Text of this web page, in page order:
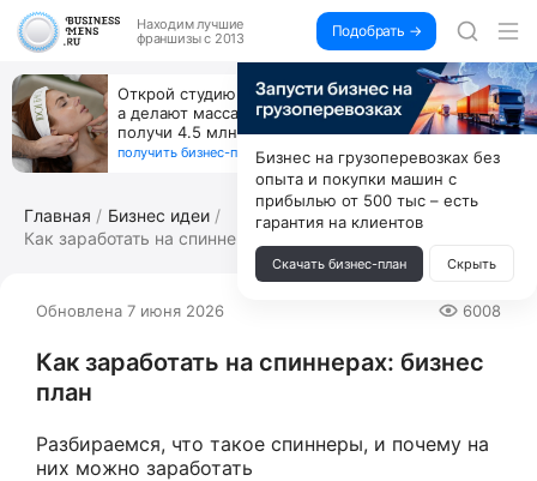
Находим лучшие
франшизы с 2013
Подобрать →
Открой студию, где не колют и не режут,
а делают массаж лица руками и в первый же год
получи 4.5 млн
получить бизнес-план ↓
Главная
Бизнес идеи
Как заработать на спиннерах: бизнес п...
Обновлена 7 июня 2026 6008
Как заработать на спиннерах: бизнес
план
Разбираемся, что такое спиннеры, и почему на
них можно заработать
Бизнес на грузоперевозках без
опыта и покупки машин с
прибылью от 500 тыс – есть
гарантия на клиентов
Скачать бизнес-план Скрыть